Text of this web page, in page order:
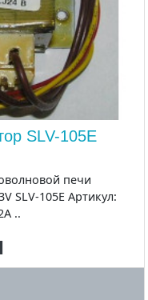
SLV-105E
печи
SLV-105E Артикул:
..